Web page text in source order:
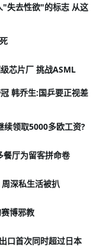
"失去性欲"的标志 从这
芯片厂 挑战ASML
韩乔生:国乒要正视差
续领取5000多欧工资?
厅为留客拼命卷
深私生活被扒
博邪教
口首次同时超过日本